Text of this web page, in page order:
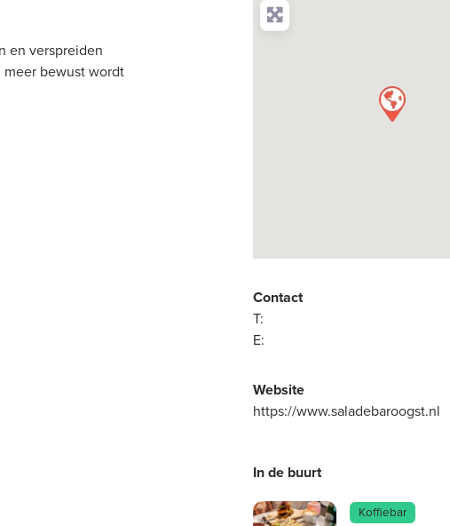
en verspreiden
bewust wordt
Contact
T:
E:
Website
https://www.saladebaroogst.nl
In de buurt
Koffiebar